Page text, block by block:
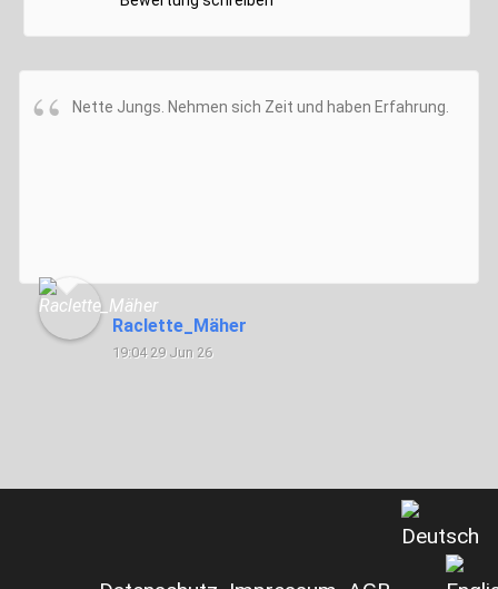
Nette Jungs. Nehmen sich Zeit und haben Erfahrung.
Raclette_Mäher
19:04 29 Jun 26